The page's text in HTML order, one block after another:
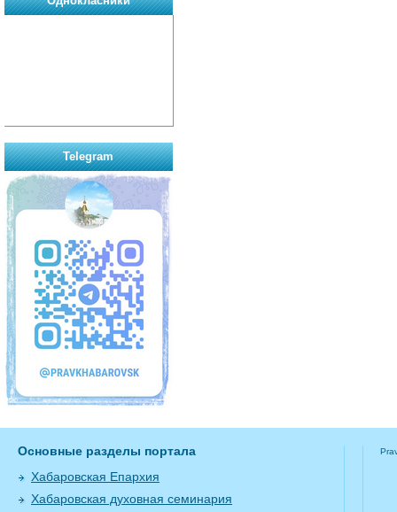
Telegram
Основные разделы портала
Хабаровская Епархия
Хабаровская духовная семинария